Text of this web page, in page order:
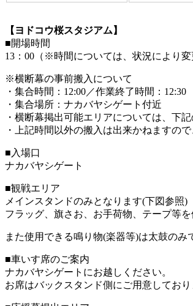
【ヨドコウ桜スタジアム】
■開場時間
13：00（※時間については、状況により変
※横断幕の事前搬入について
・集合時間：12:00／作業終了時間：12:30
・集合場所：ナカバヤシゲート付近
・横断幕掲出可能エリアについては、下
・上記時間以外の搬入は出来かねますの
■入場口
ナカバヤシゲート
■観戦エリア
メインスタンドのみとなります(下図参照)
フラッグ、旗さお、お手荷物、テープ等
また使用できる鳴り物(楽器等)は太鼓の
■車いす席のご案内
ナカバヤシゲートにお越しください。
お席はバックスタンド側にご用意してお